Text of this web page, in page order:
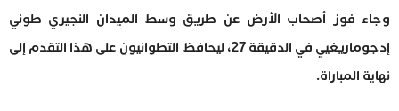
وجاء فوز أصحاب الأرض عن طريق وسط الميدان النجيري طوني
إدجوماريغيي في الدقيقة 27، ليحافظ التطوانيون على هذا التقدم إلى
نهاية المباراة.